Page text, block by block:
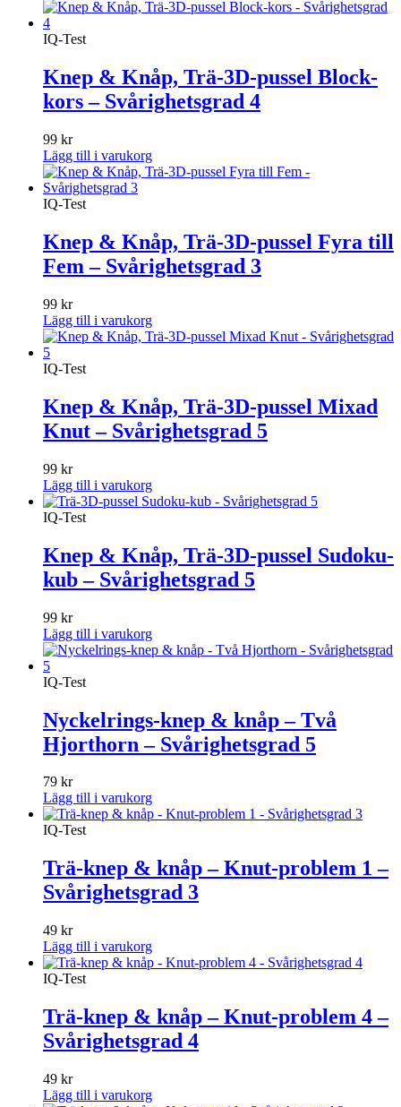
IQ-Test
Knep & Knåp, Trä-3D-pussel Block-
kors – Svårighetsgrad 4
99 kr
Lägg till i varukorg
IQ-Test
Knep & Knåp, Trä-3D-pussel Fyra till
Fem – Svårighetsgrad 3
99 kr
Lägg till i varukorg
IQ-Test
Knep & Knåp, Trä-3D-pussel Mixad
Knut – Svårighetsgrad 5
99 kr
Lägg till i varukorg
IQ-Test
Knep & Knåp, Trä-3D-pussel Sudoku-
kub – Svårighetsgrad 5
99 kr
Lägg till i varukorg
IQ-Test
Nyckelrings-knep & knåp – Två
Hjorthorn – Svårighetsgrad 5
79 kr
Lägg till i varukorg
IQ-Test
Trä-knep & knåp – Knut-problem 1 –
Svårighetsgrad 3
49 kr
Lägg till i varukorg
IQ-Test
Trä-knep & knåp – Knut-problem 4 –
Svårighetsgrad 4
49 kr
Lägg till i varukorg